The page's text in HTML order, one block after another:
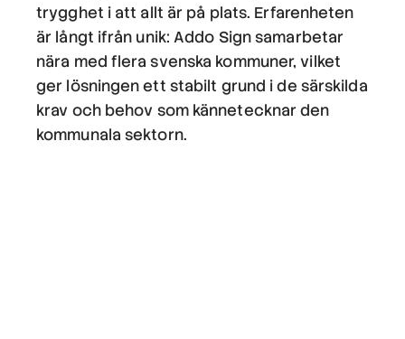
trygghet i att allt är på plats. Erfarenheten
är långt ifrån unik: Addo Sign samarbetar
nära med flera svenska kommuner, vilket
ger lösningen ett stabilt grund i de särskilda
krav och behov som kännetecknar den
kommunala sektorn.